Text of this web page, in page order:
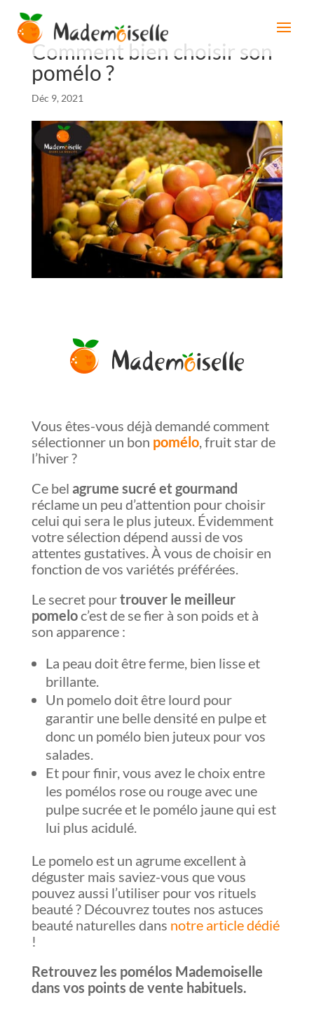
Comment bien choisir son
pomélo ?
Déc 9, 2021
Vous êtes-vous déjà demandé comment
sélectionner un bon pomélo, fruit star de
l’hiver ?
Ce bel agrume sucré et gourmand
réclame un peu d’attention pour choisir
celui qui sera le plus juteux. Évidemment
votre sélection dépend aussi de vos
attentes gustatives. À vous de choisir en
fonction de vos variétés préférées.
Le secret pourtrouver le meilleur
pomeloc’est de se fier à son poids et à
son apparence :
La peau doit être ferme, bien lisse et
brillante.
Un pomelo doit être lourd pour
garantir une belle densité en pulpe et
donc un pomélo bien juteux pour vos
salades.
Et pour finir, vous avez le choix entre
les pomélos rose ou rouge avec une
pulpe sucrée et le pomélo jaune qui est
lui plus acidulé.
​Le pomelo est un agrume excellent à
déguster mais saviez-vous que vous
pouvez aussi l’utiliser pour vos rituels
beauté ? Découvrez toutes nos astuces
beauté naturelles dans notre article dédié
!
Retrouvez les pomélos Mademoiselle
dans vos points de vente habituels.